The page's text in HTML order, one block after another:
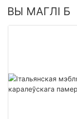
ВЫ МАГЛІ Б